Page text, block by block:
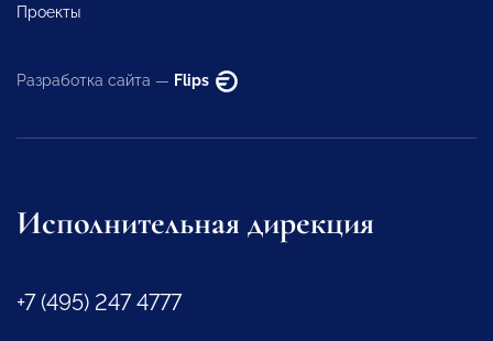
Проекты
Разработка сайта — Flips
Исполнительная дирекция
+7 (495) 247 4777